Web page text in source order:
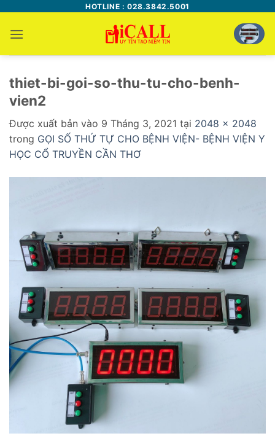
nội
dung
HOTLINE : 028.3842.5001
thiet-bi-goi-so-thu-tu-cho-benh-
vien2
Được xuất bản vào 9 Tháng 3, 2021 tại 2048 × 2048
trong GỌI SỐ THỨ TỰ CHO BỆNH VIỆN- BỆNH VIỆN Y
HỌC CỔ TRUYỀN CẦN THƠ